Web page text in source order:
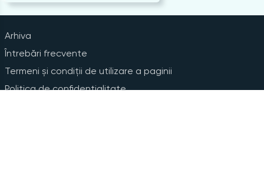
Arhiva
Întrebări frecvente
Termeni și condiții de utilizare a paginii
Politica de confidențialitate